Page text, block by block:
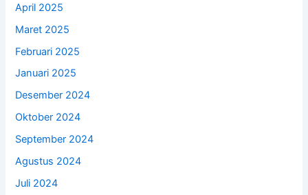
April 2025
Maret 2025
Februari 2025
Januari 2025
Desember 2024
Oktober 2024
September 2024
Agustus 2024
Juli 2024